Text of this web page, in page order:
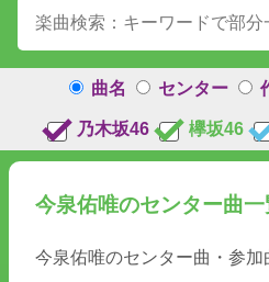
曲名 センター
乃木坂46 欅坂46
今泉佑唯のセンター曲一
今泉佑唯のセンター曲・参